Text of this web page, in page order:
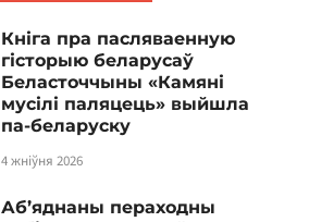
Кніга пра пасляваенную
гісторыю беларусаў
Беласточчыны «Камяні
мусілі паляцець» выйшла
па-беларуску
4 жніўня 2026
Аб’яднаны пераходны